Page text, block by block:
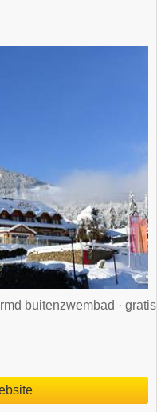
buitenzwembad · gratis